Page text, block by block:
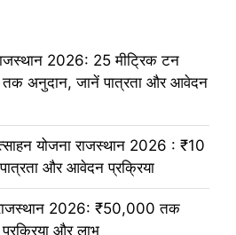
2026: 25 मीट्रिक टन
अनुदान, जानें पात्रता और आवेदन
योजना राजस्थान 2026 : ₹10
पात्रता और आवेदन प्रक्रिया
राजस्थान 2026: ₹50,000 तक
और लाभ